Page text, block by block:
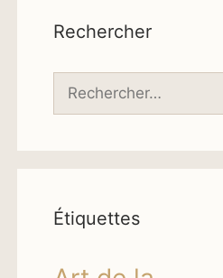
Rechercher
Rechercher :
Étiquettes